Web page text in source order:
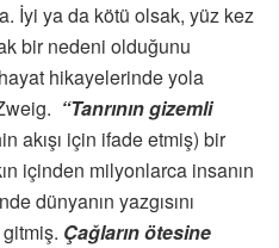
İyi ya da kötü olsak, yüz kez
bir nedeni olduğunu
hikayelerinde yola
“Tanrının gizemli
akışı için ifade etmiş) bir
içinden milyonlarca insanın
dünyanın yazgısını
Çağların ötesine